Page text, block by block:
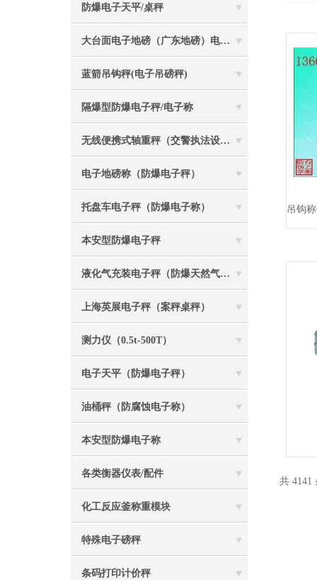
防爆电子天平/桌秤
大台面电子地磅（广东地磅）电子汽车衡
蓝箭吊钩秤(电子吊磅秤)
隔爆型防爆电子秤/电子称
无线便携式轴重秤（交警执法设备）
电子地磅称（防爆电子秤）
托盘车电子秤（防爆电子称）
本安型防爆电子秤
液化气充装电子秤（防爆天然气灌装称）
上海英展电子秤（案秤桌秤）
测力仪（0.5t-500T）
电子天平（防爆电子秤）
油桶秤（防腐蚀电子称）
本安型防爆电子称
各类衡器仪表/配件
化工反应釜称重模块
特殊电子磅秤
条码打印计价秤
共 4141